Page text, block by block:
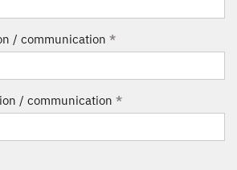
/ communication *
/ communication *